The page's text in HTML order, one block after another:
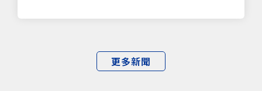
更多新聞